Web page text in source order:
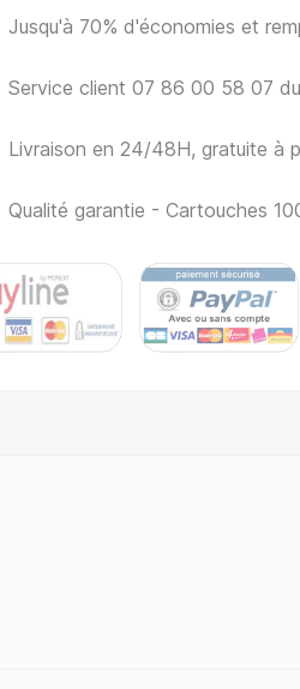
Jusqu'à 70% d'économies et
Service client 07 86 00 58 07
Livraison en 24/48H, gratuite à
Qualité garantie - Cartouches